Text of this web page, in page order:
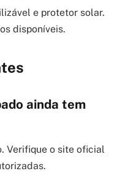
e protetor solar.
disponíveis.
ainda tem
Verifique o site oficial